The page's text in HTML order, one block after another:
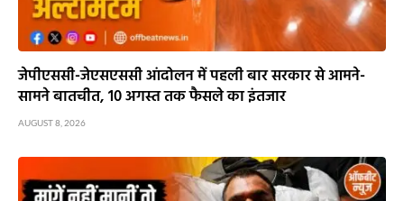
जेपीएससी-जेएसएससी आंदोलन में पहली बार सरकार से आमने-
सामने बातचीत, 10 अगस्त तक फैसले का इंतजार
AUGUST 8, 2026